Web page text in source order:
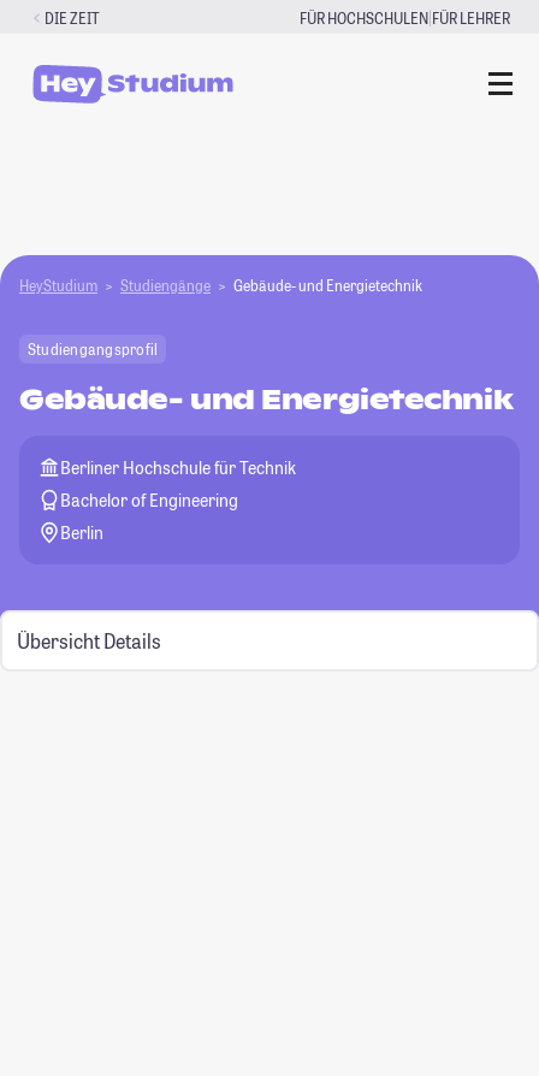
Zum
springen
DIE ZEIT FÜR HOCHSCHULEN|FÜR LEHRER
HeyStudium Studiengänge Gebäude- und Energietechnik
Studiengangsprofil
Gebäude- und Energietechnik
Berliner Hochschule für Technik
Bachelor of Engineering
Berlin
Übersicht Details